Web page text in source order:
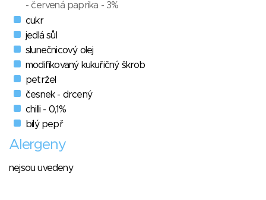
- červená paprika - 3%
cukr
jedlá sůl
slunečnicový olej
modifikovaný kukuřičný škrob
petržel
česnek - drcený
chilli - 0,1%
bílý pepř
Alergeny
nejsou uvedeny